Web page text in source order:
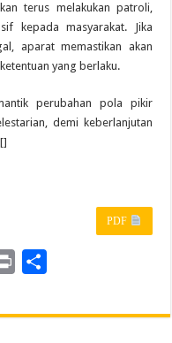
terus melakukan patroli,
kepada masyarakat. Jika
aparat memastikan akan
yang berlaku.
perubahan pola pikir
demi keberlanjutan
PDF
i
a